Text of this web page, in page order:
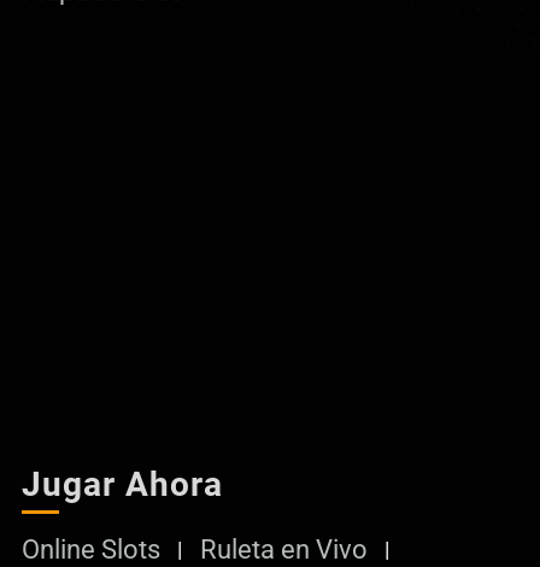
Jugar Ahora
Online Slots
Ruleta en Vivo